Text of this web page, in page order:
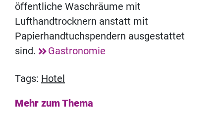
öffentliche Waschräume mit
Lufthandtrocknern anstatt mit
Papierhandtuchspendern ausgestattet
sind.
Gastronomie
Tags: Hotel
Mehr zum Thema